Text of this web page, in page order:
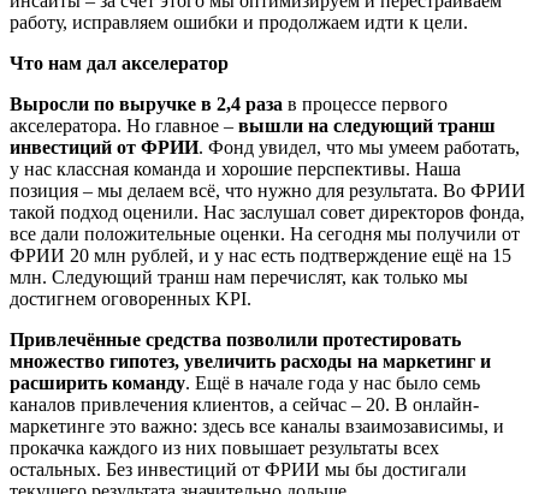
работу, исправляем ошибки и продолжаем идти к цели.
Что нам дал акселератор
Выросли по выручке в 2,4 раза в процессе первого
акселератора. Но главное – вышли на следующий транш
инвестиций от ФРИИ. Фонд увидел, что мы умеем работать,
у нас классная команда и хорошие перспективы. Наша
позиция – мы делаем всё, что нужно для результата. Во ФРИИ
такой подход оценили. Нас заслушал совет директоров фонда,
все дали положительные оценки. На сегодня мы получили от
ФРИИ 20 млн рублей, и у нас есть подтверждение ещё на 15
млн. Следующий транш нам перечислят, как только мы
достигнем оговоренных KPI.
Привлечённые средства позволили протестировать
множество гипотез, увеличить расходы на маркетинг и
расширить команду. Ещё в начале года у нас было семь
каналов привлечения клиентов, а сейчас – 20. В онлайн-
маркетинге это важно: здесь все каналы взаимозависимы, и
прокачка каждого из них повышает результаты всех
остальных. Без инвестиций от ФРИИ мы бы достигали